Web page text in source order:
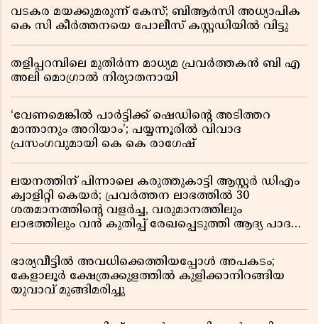
വടകര മയക്കുമരുന്ന് കേസ്; ബിആർസി അധ്യാപിക
കെ സി കീർത്തനയെ പോലീസ് കസ്റ്റഡിയിൽ വിട്ടു
തളിപ്പറമ്പിലെ മുതിർന്ന മാധ്യമ പ്രവർത്തകൻ ബി എ
അലി മൊഗ്രാൽ നിര്യാതനായി
‘വേണമെങ്കിൽ പാർട്ടിക്ക് ഷെഡിൻ്റെ അടിത്തറ
മാന്താനും അറിയാം’; പയ്യന്നൂരിൽ വിവാദ
പ്രസംഗവുമായി കെ കെ രാഗേഷ്
ലയനത്തിന് പിന്നാലെ കരുത്തുകാട്ടി ആസ്റ്റർ ഡിഎം
ക്വാളിറ്റി കെയർ; പ്രവർത്തന ലാഭത്തിൽ 30
ശതമാനത്തിൻ്റെ വളർച്ച, വരുമാനത്തിലും
ലാഭത്തിലും വൻ കുതിപ്പ് രേഖപ്പെടുത്തി ആദ്യ പാദ
ഭാര്യവീട്ടിൽ അവധിക്കെത്തിയപ്പോൾ അപകടം;
കേളാലൂർ ക്ഷേത്രക്കുളത്തിൽ കുളിക്കാനിറങ്ങിയ
യുവാവ് മുങ്ങിമരിച്ചു